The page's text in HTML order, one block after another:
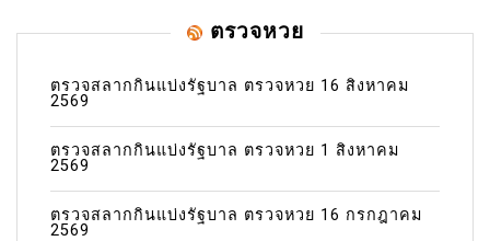
ตรวจหวย
ตรวจสลากกินแบ่งรัฐบาล ตรวจหวย 16 สิงหาคม
2569
ตรวจสลากกินแบ่งรัฐบาล ตรวจหวย 1 สิงหาคม
2569
ตรวจสลากกินแบ่งรัฐบาล ตรวจหวย 16 กรกฎาคม
2569